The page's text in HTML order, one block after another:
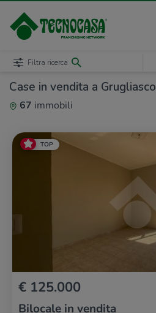
Case in vendita a Grugliasco
67 immobili
Filtra ricerca
TOP
€ 125.000
Bilocale in vendita